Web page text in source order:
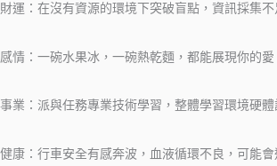
財運：在沒有資源的環境下突破盲點，資訊採集
感情：一碗水果冰，一碗熱乾麵，都能展現你的
事業：派與任務專業技術學習，整體學習環境硬
健康：行車安全有感奔波，血液循環不良，可能